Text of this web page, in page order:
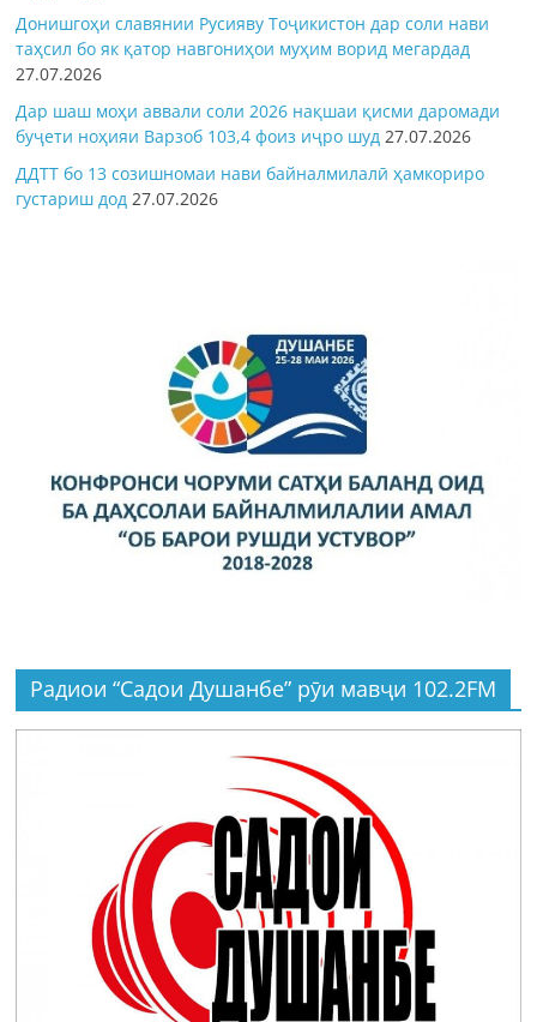
Донишгоҳи славянии Русияву Тоҷикистон дар соли нави
таҳсил бо як қатор навгониҳои муҳим ворид мегардад
27.07.2026
Дар шаш моҳи аввали соли 2026 нақшаи қисми даромади
буҷети ноҳияи Варзоб 103,4 фоиз иҷро шуд 27.07.2026
ДДТТ бо 13 созишномаи нави байналмилалӣ ҳамкориро
густариш дод 27.07.2026
Радиои “Садои Душанбе” рӯи мавҷи 102.2FM